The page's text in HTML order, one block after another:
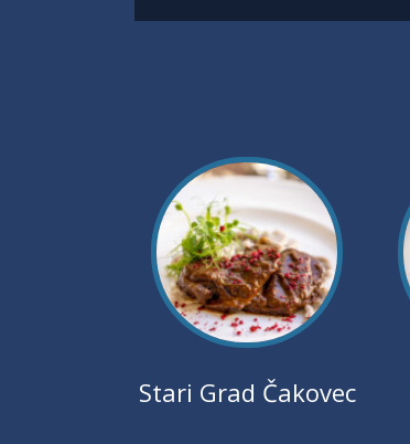
Stari Grad Čakovec